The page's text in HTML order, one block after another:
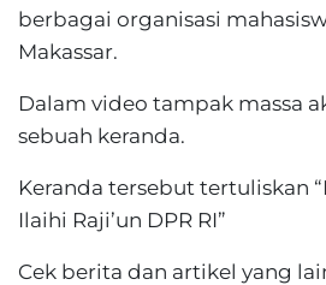
berbagai organisasi
Makassar.
Dalam video tampak massa
sebuah keranda.
Keranda tersebut tertuliskan
Ilaihi Raji’un DPR RI”
Cek berita dan artikel yang